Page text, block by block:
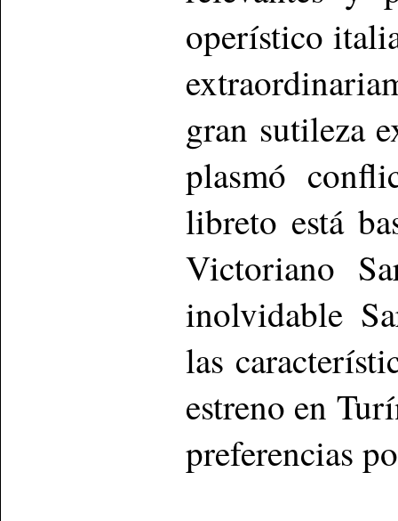
operístico
gran sutileza
plasmó
libreto está
Victoriano
inolvidable
las
estreno en
preferencias